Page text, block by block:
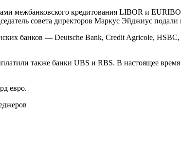
межбанковского кредитования LIBOR и
совета директоров Маркус Эйджиус подали
банков — Deutsche Bank, Credit Agricole,
также банки UBS и RBS. В настоящее
евро.